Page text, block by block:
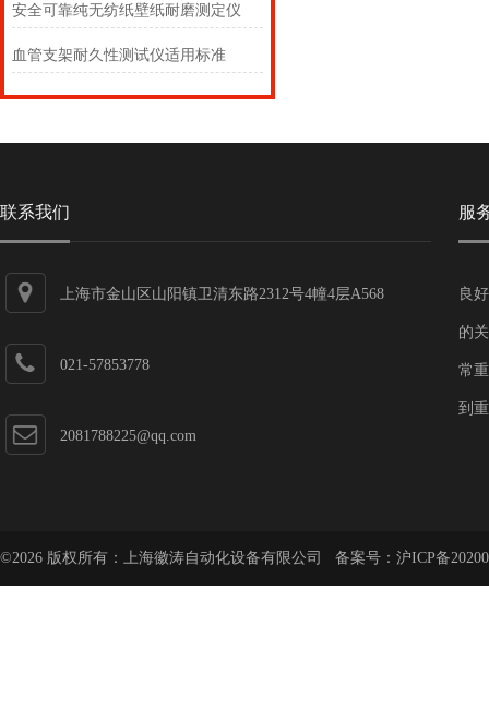
安全可靠纯无纺纸壁纸耐磨测定仪
血管支架耐久性测试仪适用标准
联系我们
上海市金山区山阳镇卫清东路2312号4幢4层A568
021-57853778
2081788225@qq.com
服
良
的
常
到
©2026 版权所有：上海徽涛自动化设备有限公司 备案号： 沪ICP备